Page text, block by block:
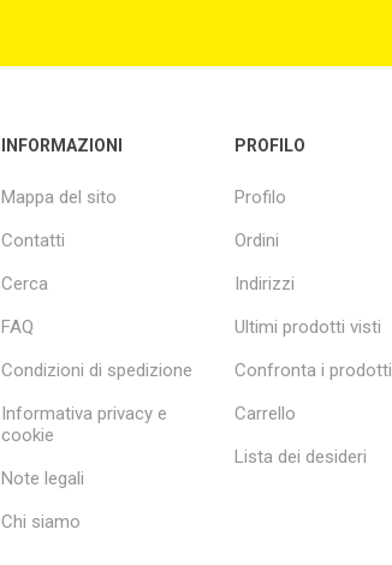
INFORMAZIONI
Mappa del sito
Contatti
Cerca
FAQ
Condizioni di spedizione
Informativa privacy e
cookie
Note legali
Chi siamo
PROFILO
Profilo
Ordini
Indirizzi
Ultimi prodotti visti
Confronta i prodotti
Carrello
Lista dei desideri